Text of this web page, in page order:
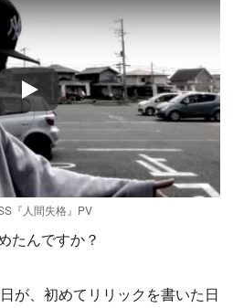
Play
『人間失格』PV
たんですか？
が、初めてリリックを書いた日